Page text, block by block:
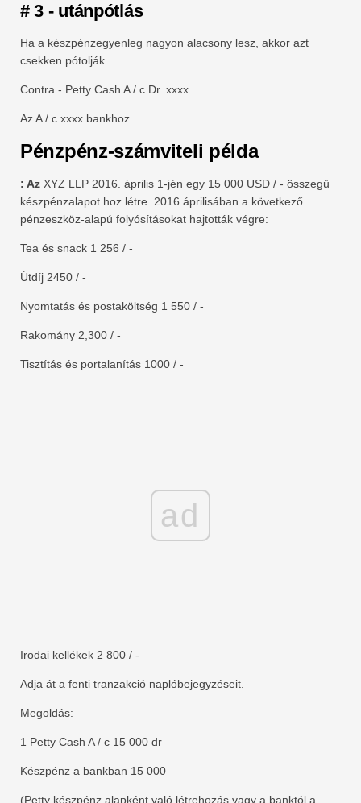
# 3 - utánpótlás
Ha a készpénzegyenleg nagyon alacsony lesz, akkor azt
csekken pótolják.
Contra - Petty Cash A / c Dr. xxxx
Az A / c xxxx bankhoz
Pénzpénz-számviteli példa
: Az XYZ LLP 2016. április 1-jén egy 15 000 USD / - összegű
készpénzalapot hoz létre. 2016 áprilisában a következő
pénzeszköz-alapú folyósításokat hajtották végre:
Tea és snack 1 256 / -
Útdíj 2450 / -
Nyomtatás és postaköltség 1 550 / -
Rakomány 2,300 / -
Tisztítás és portalanítás 1000 / -
ad
Irodai kellékek 2 800 / -
Adja át a fenti tranzakció naplóbejegyzéseit.
Megoldás:
1 Petty Cash A / c 15 000 dr
Készpénz a bankban 15 000
(Petty készpénz alapként való létrehozás vagy a banktól a